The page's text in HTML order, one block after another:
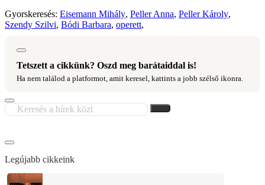
Gyorskeresés: Eisemann Mihály, Peller Anna, Peller Károly,
Szendy Szilvi, Bódi Barbara, operett,
Tetszett a cikkünk? Oszd meg barátaiddal is!
Ha nem találod a platformot, amit keresel, kattints a jobb szélső ikonra.
Legújabb cikkeink